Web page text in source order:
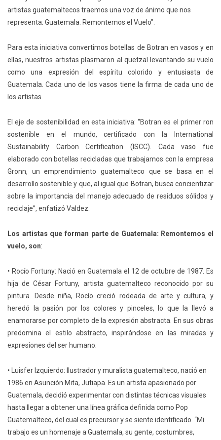
artistas guatemaltecos traemos una voz de ánimo que nos
representa: Guatemala: Remontemos el Vuelo”.
Para esta iniciativa convertimos botellas de Botran en vasos y en
ellas, nuestros artistas plasmaron al quetzal levantando su vuelo
como una expresión del espíritu colorido y entusiasta de
Guatemala. Cada uno de los vasos tiene la firma de cada uno de
los artistas.
El eje de sostenibilidad en esta iniciativa: “Botran es el primer ron
sostenible en el mundo, certificado con la International
Sustainability Carbon Certification (ISCC). Cada vaso fue
elaborado con botellas recicladas que trabajamos con la empresa
Gronn, un emprendimiento guatemalteco que se basa en el
desarrollo sostenible y que, al igual que Botran, busca concientizar
sobre la importancia del manejo adecuado de residuos sólidos y
reciclaje”, enfatizó Valdez.
Los artistas que forman parte de Guatemala: Remontemos el
vuelo, son:
• Rocío Fortuny: Nació en Guatemala el 12 de octubre de 1987. Es
hija de César Fortuny, artista guatemalteco reconocido por su
pintura. Desde niña, Rocío creció rodeada de arte y cultura, y
heredó la pasión por los colores y pinceles, lo que la llevó a
enamorarse por completo de la expresión abstracta. En sus obras
predomina el estilo abstracto, inspirándose en las miradas y
expresiones del ser humano.
• Luisfer Izquierdo: Ilustrador y muralista guatemalteco, nació en
1986 en Asunción Mita, Jutiapa. Es un artista apasionado por
Guatemala, decidió experimentar con distintas técnicas visuales
hasta llegar a obtener una línea gráfica definida como Pop
Guatemalteco, del cual es precursor y se siente identificado. “Mi
trabajo es un homenaje a Guatemala, su gente, costumbres,